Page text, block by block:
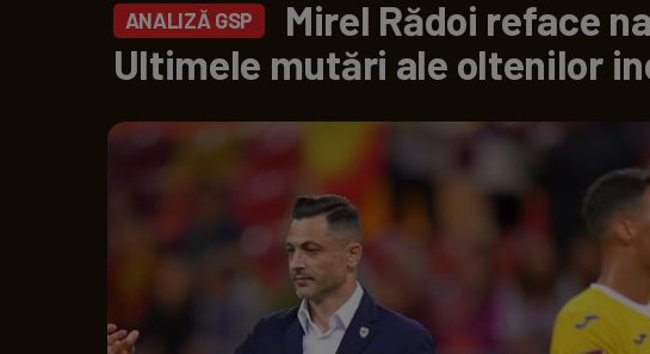
Liga 2
Echipe Meciuri Clasament
Echipe Meciuri
TOATE ȘTIRILE
Echipe
La
Echipe
Echipe
ANALIZĂ GSP
Mirel Rădoi reface
Ultimele mutări ale oltenilor